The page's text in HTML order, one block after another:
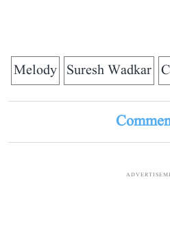
Suresh Wadkar
Melody